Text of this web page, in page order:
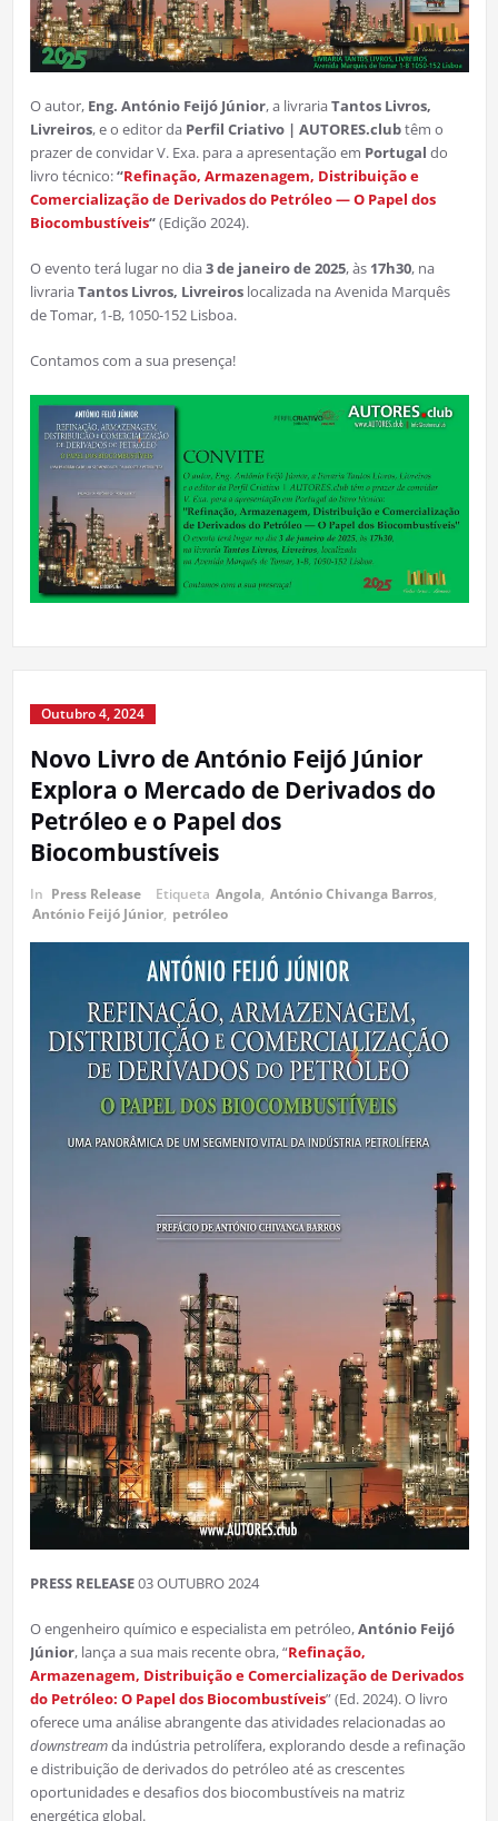
O autor, Eng. António Feijó Júnior, a livrariaTantos Livros,
Livreiros, e o editor daPerfil Criativo | AUTORES.clubtêm o
prazer de convidar V. Exa. para a apresentação em Portugal do
livro técnico:“Refinação, Armazenagem, Distribuição e
Comercialização de Derivados do Petróleo — O Papel dos
Biocombustíveis“(Edição 2024).
O evento terá lugar no dia3 de janeiro de 2025, às 17h30, na
livrariaTantos Livros, Livreiroslocalizada na Avenida Marquês
de Tomar, 1-B, 1050-152 Lisboa.
Contamos com a sua presença!
Outubro 4, 2024
Novo Livro de António Feijó Júnior
Explora o Mercado de Derivados do
Petróleo e o Papel dos
Biocombustíveis
In Press Release Etiqueta Angola, António Chivanga Barros,
António Feijó Júnior, petróleo
PRESS RELEASE03 OUTUBRO 2024
O engenheiro químico e especialista em petróleo,António Feijó
Júnior, lança a sua mais recente obra, “Refinação,
Armazenagem, Distribuição e Comercialização de Derivados
do Petróleo: O Papel dos Biocombustíveis” (Ed. 2024). O livro
oferece uma análise abrangente das atividades relacionadas ao
downstreamda indústria petrolífera, explorando desde a refinação
e distribuição de derivados do petróleo até as crescentes
oportunidades e desafios dos biocombustíveis na matriz
energética global.